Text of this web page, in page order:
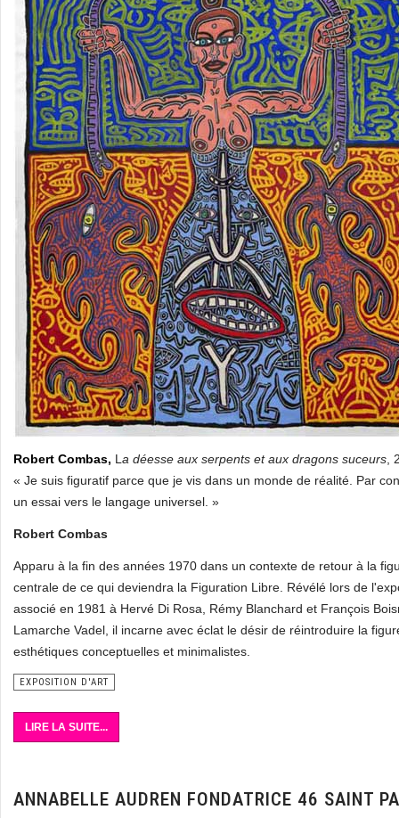
Robert Combas, L a déesse aux serpents et aux dragons suceurs
« Je suis figuratif parce que je vis dans un monde de réalité. Par
un essai vers le langage universel. »
Robert Combas
Apparu à la fin des années 1970 dans un contexte de retour à la
centrale de ce qui deviendra la Figuration Libre. Révélé lors de
associé en 1981 à Hervé Di Rosa, Rémy Blanchard et François
Lamarche Vadel, il incarne avec éclat le désir de réintroduire la
esthétiques conceptuelles et minimalistes.
EXPOSITION D'ART
LIRE LA SUITE...
ANNABELLE AUDREN FONDATRICE 46 SAINT